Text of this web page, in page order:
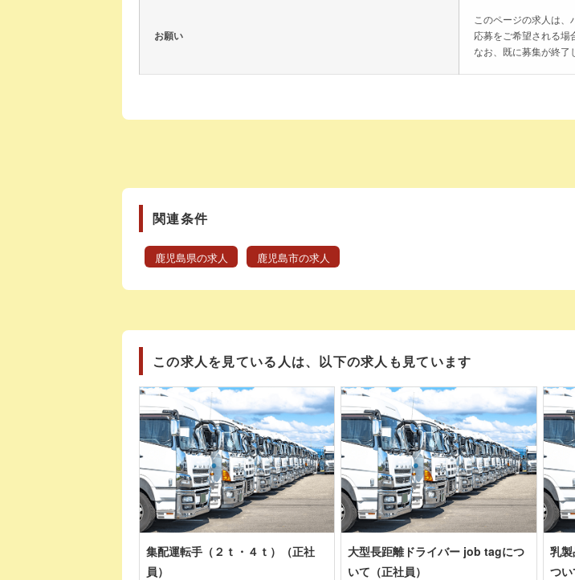
お願い
このページの求人は、
応募をご希望される場
なお、既に募集が終了
関連条件
鹿児島県の求人 鹿児島市の求人
この求人を見ている人は、以下の求人も見ています
集配運転手（２ｔ・４ｔ）（正社
員）
大型長距離ドライバー job tagにつ
いて（正社員）
乳
つ